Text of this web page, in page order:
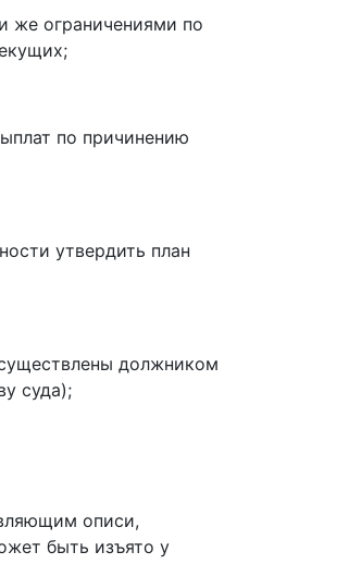
же ограничениями по
по причинению
утвердить план
должником
суда);
описи,
быть изъято у